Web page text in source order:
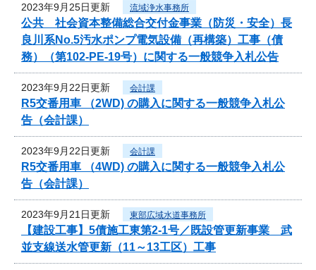
2023年9月25日更新 流域浄水事務所
公共 社会資本整備総合交付金事業（防災・安全）長
良川系No.5汚水ポンプ電気設備（再構築）工事（債
務）（第102-PE-19号）に関する一般競争入札公告
2023年9月22日更新 会計課
R5交番用車 （2WD) の購入に関する一般競争入札公
告（会計課）
2023年9月22日更新 会計課
R5交番用車 （4WD) の購入に関する一般競争入札公
告（会計課）
2023年9月21日更新 東部広域水道事務所
【建設工事】5債施工東第2-1号／既設管更新事業 武
並支線送水管更新（11～13工区）工事